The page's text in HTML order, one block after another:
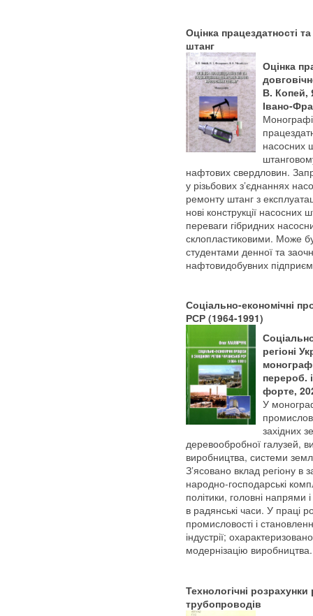
Оцінка працездатності
штанг
Оцінка
В.
Івано-
насосних
нафтових свердловин.
у різьбових з’єднаннях
ремонту штанг з
нові конструкції насосних
переваги гібридних
склопластиковими. Може
студентами денної та
нафтовидобувних
Соціально-економічні
РСР (1964-1991)
регіоні
перероб.
форте,
У
західних
деревообробної галузей,
виробництва, системи
З’ясовано вклад регіону в
народно-господарські
політики, головні
в радянські часи. У праці
промисловості і
індустрії;
модернізацію виробництва.
Технологічні
трубопроводів